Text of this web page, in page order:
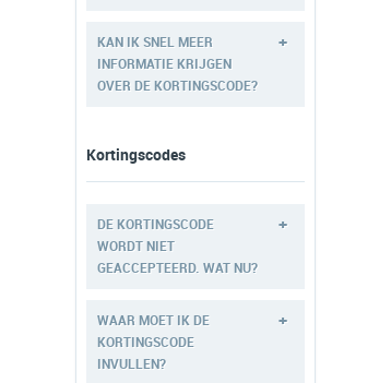
KAN IK SNEL MEER
INFORMATIE KRIJGEN
OVER DE KORTINGSCODE?
+
Kortingscodes
DE KORTINGSCODE
WORDT NIET
GEACCEPTEERD. WAT NU?
+
WAAR MOET IK DE
KORTINGSCODE
INVULLEN?
+